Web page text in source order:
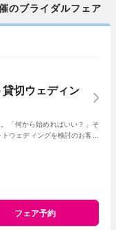
ブライダルフェア
切ウェディン
「何から始めればいい？」そ
ウェディングを検討のお客様
フェア予約